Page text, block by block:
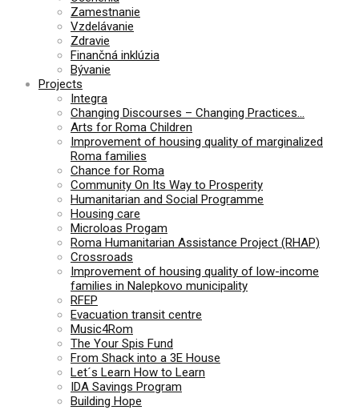
Zamestnanie
Vzdelávanie
Zdravie
Finančná inklúzia
Bývanie
Projects
Integra
Changing Discourses – Changing Practices…
Arts for Roma Children
Improvement of housing quality of marginalized
Roma families
Chance for Roma
Community On Its Way to Prosperity
Humanitarian and Social Programme
Housing care
Microloas Progam
Roma Humanitarian Assistance Project (RHAP)
Crossroads
Improvement of housing quality of low-income
families in Nalepkovo municipality
RFEP
Evacuation transit centre
Music4Rom
The Your Spis Fund
From Shack into a 3E House
Let´s Learn How to Learn
IDA Savings Program
Building Hope